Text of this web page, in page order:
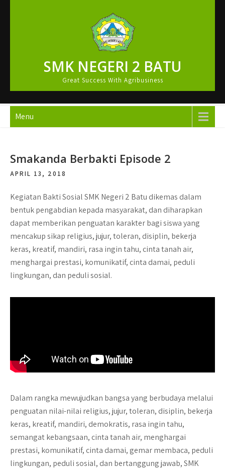
SMK NEGERI 2 BATU
Great Success With Agribusiness
Menu
Smakanda Berbakti Episode 2
APRIL 13, 2018
Kegiatan Bakti Sosial SMK Negeri 2 Batu dikemas dalam
bentuk pengabdian kepada masyarakat, dan diharapkan
dapat memberikan penguatan karakter bagi siswa yang
mencakup sikap religius, jujur, toleran, disiplin, bekerja
keras, kreatif, mandiri, rasa ingin tahu, cinta tanah air,
menghargai prestasi, komunikatif, cinta damai, peduli
lingkungan, dan peduli sosial.
Dalam rangka mewujudkan bangsa yang berbudaya melalui
penguatan nilai-nilai religius, jujur, toleran, disiplin, bekerja
keras, kreatif, mandiri, demokratis, rasa ingin tahu,
semangat kebangsaan, cinta tanah air, menghargai
prestasi, komunikatif, cinta damai, gemar membaca, peduli
lingkungan, peduli sosial, dan bertanggung jawab, SMK